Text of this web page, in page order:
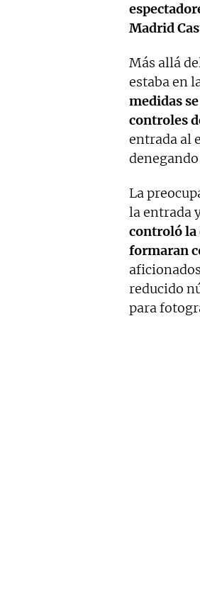
Madrid
Más allá
estaba en
medidas
controles
entrada al
La
la entrada
controló la
formaran
reducido
para